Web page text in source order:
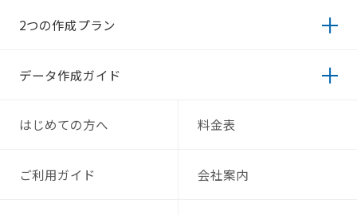
はじめての方へ 料金表
ご利用ガイド 会社案内
2つの作成プラン
データ作成ガイド